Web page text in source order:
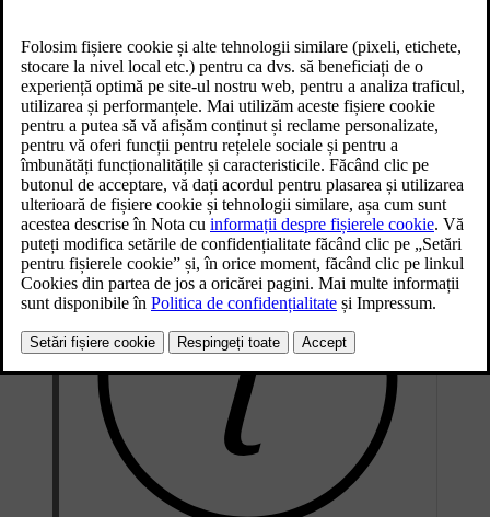
Această secțiune a manualului include informații despre mai multe
componente electrice ale mașinii. Sunt incluse aici:
Bateria de propulsie
Bateria de 12 V
Siguranțe